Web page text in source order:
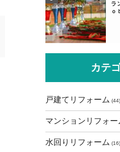
ラ
ｏ
カテ
戸建てリフォーム (44)
マンションリフォー
水回りリフォーム (16)